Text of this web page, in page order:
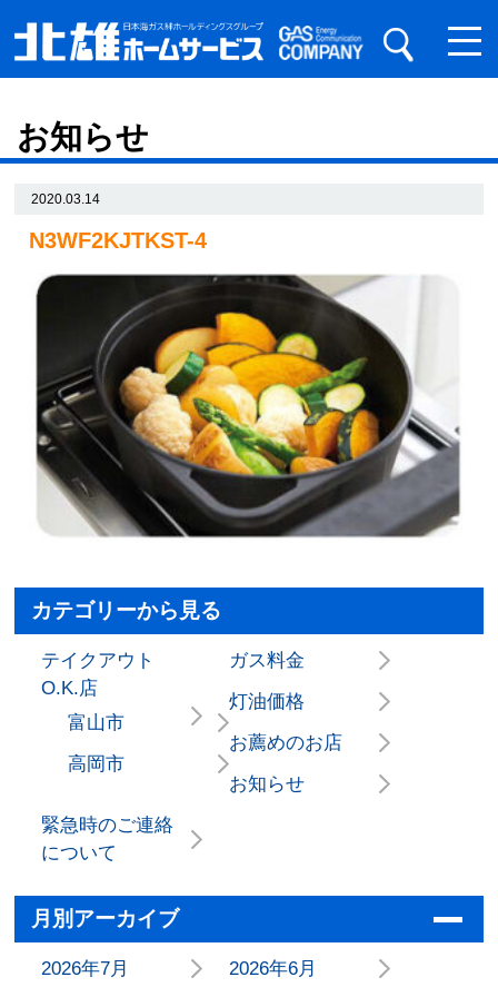
お知らせ
2020.03.14
N3WF2KJTKST-4
カテゴリーから見る
テイクアウト
O.K.店
富山市
高岡市
ガス料金
灯油価格
お薦めのお店
お知らせ
緊急時のご連絡
について
月別アーカイブ
2026年7月 2026年6月